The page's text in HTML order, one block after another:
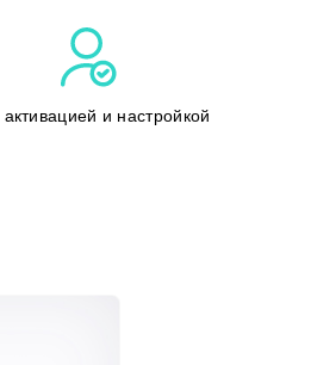
и настройкой